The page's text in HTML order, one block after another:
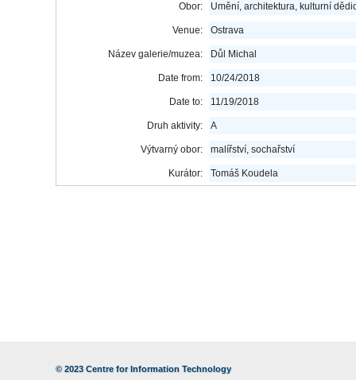
Obor: Umění, architektura, kulturní
Venue: Ostrava
Název galerie/muzea: Důl Michal
Date from: 10/24/2018
Date to: 11/19/2018
Druh aktivity: A
Výtvarný obor: malířství, sochařství
Kurátor: Tomáš Koudela
© 2023 Centre for Information Technology